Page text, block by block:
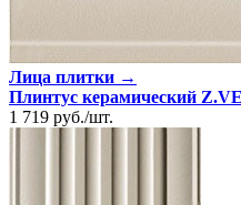
Лица плитки →
Плинтус керамический
1 719 руб./шт.